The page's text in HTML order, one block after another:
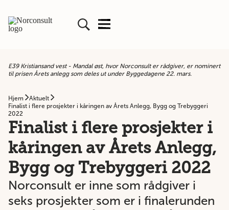
E39 Kristiansand vest - Mandal øst, hvor Norconsult er rådgiver, er nominert
til prisen Årets anlegg som deles ut under Byggedagene 22. mars.
Hjem
Aktuelt
Finalist i flere prosjekter i kåringen av Årets Anlegg, Bygg og Trebyggeri
2022
Finalist i flere prosjekter i
kåringen av Årets Anlegg,
Bygg og Trebyggeri 2022
Norconsult er inne som rådgiver i
seks prosjekter som er i finalerunden